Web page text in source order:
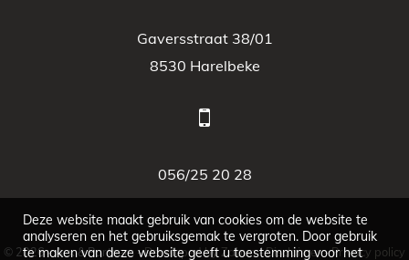
Gaversstraat 38/01
8530 Harelbeke
056/25 20 28
© 2026 - Acx & Partners -Developed by Zabun-Disclaimer-Privacy policy
Deze website maakt gebruik van cookies om de website te
analyseren en het gebruiksgemak te vergroten. Door gebruik
te maken van deze website geeft u toestemming voor het